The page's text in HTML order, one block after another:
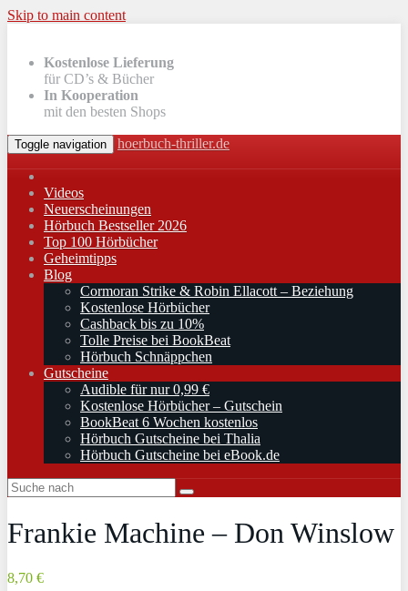
Skip to main content
Kostenlose Lieferung
für CD’s & Bücher
In Kooperation
mit den besten Shops
Toggle navigation hoerbuch-thriller.de
Videos
Neuerscheinungen
Hörbuch Bestseller 2026
Top 100 Hörbücher
Geheimtipps
Blog
Cormoran Strike & Robin Ellacott – Beziehung
Kostenlose Hörbücher
Cashback bis zu 10%
Tolle Preise bei BookBeat
Hörbuch Schnäppchen
Gutscheine
Audible für nur 0,99 €
Kostenlose Hörbücher – Gutschein
BookBeat 6 Wochen kostenlos
Hörbuch Gutscheine bei Thalia
Hörbuch Gutscheine bei eBook.de
Frankie Machine – Don Winslow
8,70 €